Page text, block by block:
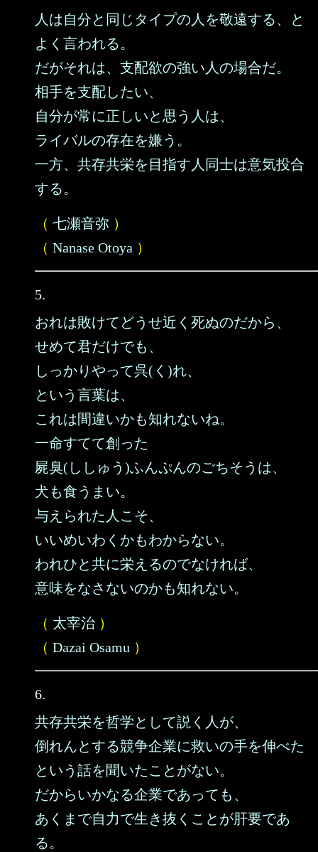
人は自分と同じタイプの人を敬遠する、と
よく言われる。
だがそれは、支配欲の強い人の場合だ。
相手を支配したい、
自分が常に正しいと思う人は、
ライバルの存在を嫌う。
一方、共存共栄を目指す人同士は意気投合
する。
（ 七瀬音弥 ）
（ Nanase Otoya ）
5.
おれは敗けてどうせ近く死ぬのだから、
せめて君だけでも、
しっかりやって呉(く)れ、
という言葉は、
これは間違いかも知れないね。
一命すてて創った
屍臭(ししゅう)ふんぷんのごちそうは、
犬も食うまい。
与えられた人こそ、
いいめいわくかもわからない。
われひと共に栄えるのでなければ、
意味をなさないのかも知れない。
（ 太宰治 ）
（ Dazai Osamu ）
6.
共存共栄を哲学として説く人が、
倒れんとする競争企業に救いの手を伸べた
という話を聞いたことがない。
だからいかなる企業であっても、
あくまで自力で生き抜くことが肝要であ
る。